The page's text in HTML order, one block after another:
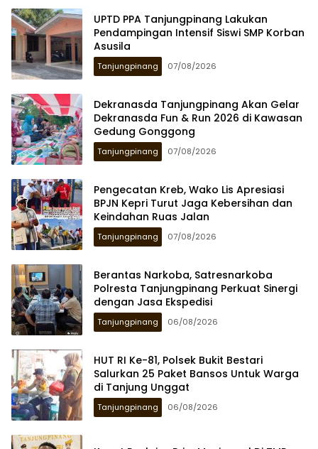
UPTD PPA Tanjungpinang Lakukan
Pendampingan Intensif Siswi SMP Korban
Asusila
Tanjungpinang 07/08/2026
Dekranasda Tanjungpinang Akan Gelar
Dekranasda Fun & Run 2026 di Kawasan
Gedung Gonggong
Tanjungpinang 07/08/2026
Pengecatan Kreb, Wako Lis Apresiasi
BPJN Kepri Turut Jaga Kebersihan dan
Keindahan Ruas Jalan
Tanjungpinang 07/08/2026
Berantas Narkoba, Satresnarkoba
Polresta Tanjungpinang Perkuat Sinergi
dengan Jasa Ekspedisi
Tanjungpinang 06/08/2026
HUT RI Ke-81, Polsek Bukit Bestari
Salurkan 25 Paket Bansos Untuk Warga
di Tanjung Unggat
Tanjungpinang 06/08/2026